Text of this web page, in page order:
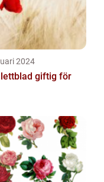
2024
giftig för